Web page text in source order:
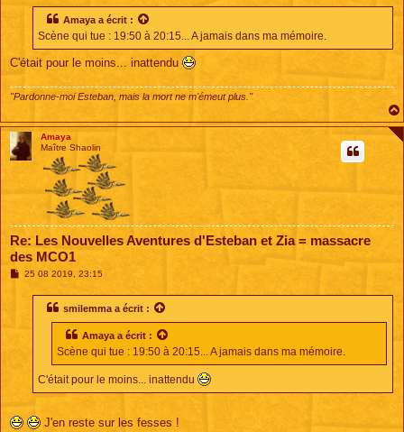
Amaya a écrit :
Scène qui tue : 19:50 à 20:15... A jamais dans ma mémoire.
C'était pour le moins... inattendu
"Pardonne-moi Esteban, mais la mort ne m'émeut plus."
Amaya
Maître Shaolin
Re: Les Nouvelles Aventures d'Esteban et Zia = massacre
des MCO1
M25 08 2019, 23:15
smilemma a écrit :
Amayaa écrit :
Scène qui tue : 19:50 à 20:15... A jamais dans ma mémoire.
C'était pour le moins... inattendu
J'en reste sur les fesses !